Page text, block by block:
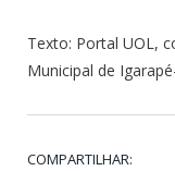
Texto: Portal UOL,
Municipal de
COMPARTILHAR: